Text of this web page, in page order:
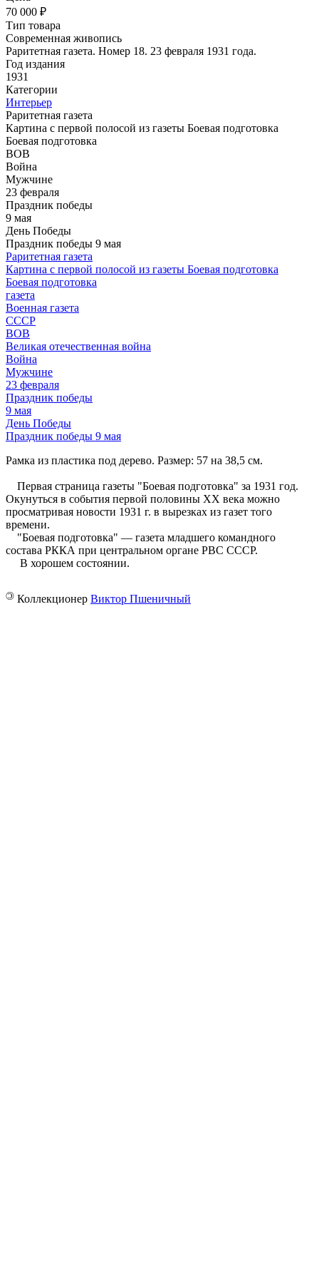
70 000 ₽
Тип товара
Современная живопись
Раритетная газета. Номер 18. 23 февраля 1931 года.
Год издания
1931
Категории
Интерьер
Раритетная газета
Картина с первой полосой из газеты Боевая подготовка
Боевая подготовка
ВОВ
Война
Мужчине
23 февраля
Праздник победы
9 мая
День Победы
Праздник победы 9 мая
Раритетная газета
Картина с первой полосой из газеты Боевая подготовка
Боевая подготовка
газета
Военная газета
СССР
ВОВ
Великая отечественная война
Война
Мужчине
23 февраля
Праздник победы
9 мая
День Победы
Праздник победы 9 мая
Рамка из пластика под дерево. Размер: 57 на 38,5 см.
Первая страница газеты "Боевая подготовка" за 1931 год.
Окунуться в события первой половины XX века можно
просматривая новости 1931 г. в вырезках из газет того
времени.
"Боевая подготовка" — газета младшего командного
состава РККА при центральном органе РВС СССР.
В хорошем состоянии.
© Коллекционер Виктор Пшеничный